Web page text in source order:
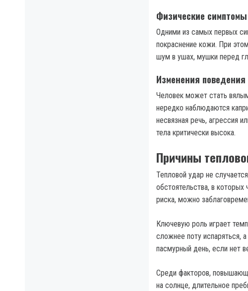
Физические симптомы
Одними из самых первых
покраснение кожи. При
шум в ушах, мушки перед
Изменения поведения
Человек может стать
нередко наблюдаются
несвязная речь, агрессия
тела критически высока.
Причины
Тепловой удар не
обстоятельства, в
риска, можно
Ключевую роль играет
сложнее поту испаряться,
пасмурный день, если нет
Среди факторов,
на солнце, длительное